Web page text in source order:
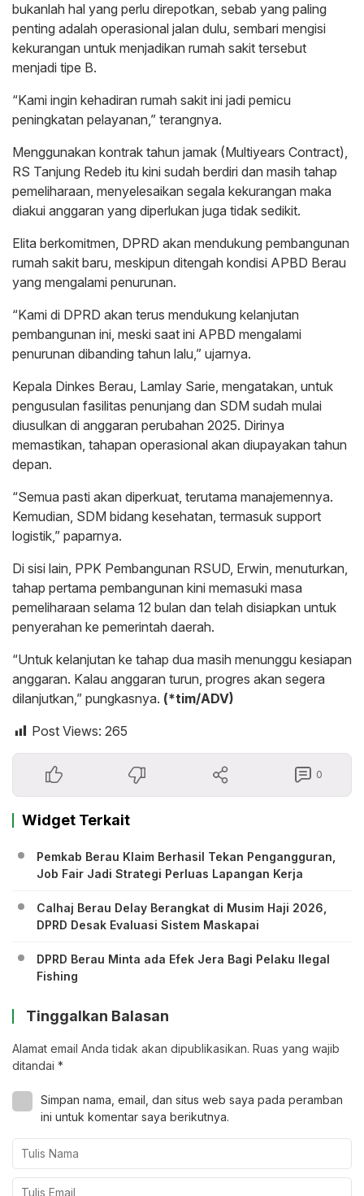
bukanlah hal yang perlu direpotkan, sebab yang paling
penting adalah operasional jalan dulu, sembari mengisi
kekurangan untuk menjadikan rumah sakit tersebut
menjadi tipe B.
“Kami ingin kehadiran rumah sakit ini jadi pemicu
peningkatan pelayanan,” terangnya.
Menggunakan kontrak tahun jamak (Multiyears Contract),
RS Tanjung Redeb itu kini sudah berdiri dan masih tahap
pemeliharaan, menyelesaikan segala kekurangan maka
diakui anggaran yang diperlukan juga tidak sedikit.
Elita berkomitmen, DPRD akan mendukung pembangunan
rumah sakit baru, meskipun ditengah kondisi APBD Berau
yang mengalami penurunan.
“Kami di DPRD akan terus mendukung kelanjutan
pembangunan ini, meski saat ini APBD mengalami
penurunan dibanding tahun lalu,” ujarnya.
Kepala Dinkes Berau, Lamlay Sarie, mengatakan, untuk
pengusulan fasilitas penunjang dan SDM sudah mulai
diusulkan di anggaran perubahan 2025. Dirinya
memastikan, tahapan operasional akan diupayakan tahun
depan.
“Semua pasti akan diperkuat, terutama manajemennya.
Kemudian, SDM bidang kesehatan, termasuk support
logistik,” paparnya.
Di sisi lain, PPK Pembangunan RSUD, Erwin, menuturkan,
tahap pertama pembangunan kini memasuki masa
pemeliharaan selama 12 bulan dan telah disiapkan untuk
penyerahan ke pemerintah daerah.
“Untuk kelanjutan ke tahap dua masih menunggu kesiapan
anggaran. Kalau anggaran turun, progres akan segera
dilanjutkan,” pungkasnya. (*tim/ADV)
Post Views: 265
0
Widget Terkait
Pemkab Berau Klaim Berhasil Tekan Pengangguran,
Job Fair Jadi Strategi Perluas Lapangan Kerja
Calhaj Berau Delay Berangkat di Musim Haji 2026,
DPRD Desak Evaluasi Sistem Maskapai
DPRD Berau Minta ada Efek Jera Bagi Pelaku Ilegal
Fishing
Tinggalkan Balasan
Alamat email Anda tidak akan dipublikasikan. Ruas yang wajib
ditandai *
Simpan nama, email, dan situs web saya pada peramban
ini untuk komentar saya berikutnya.